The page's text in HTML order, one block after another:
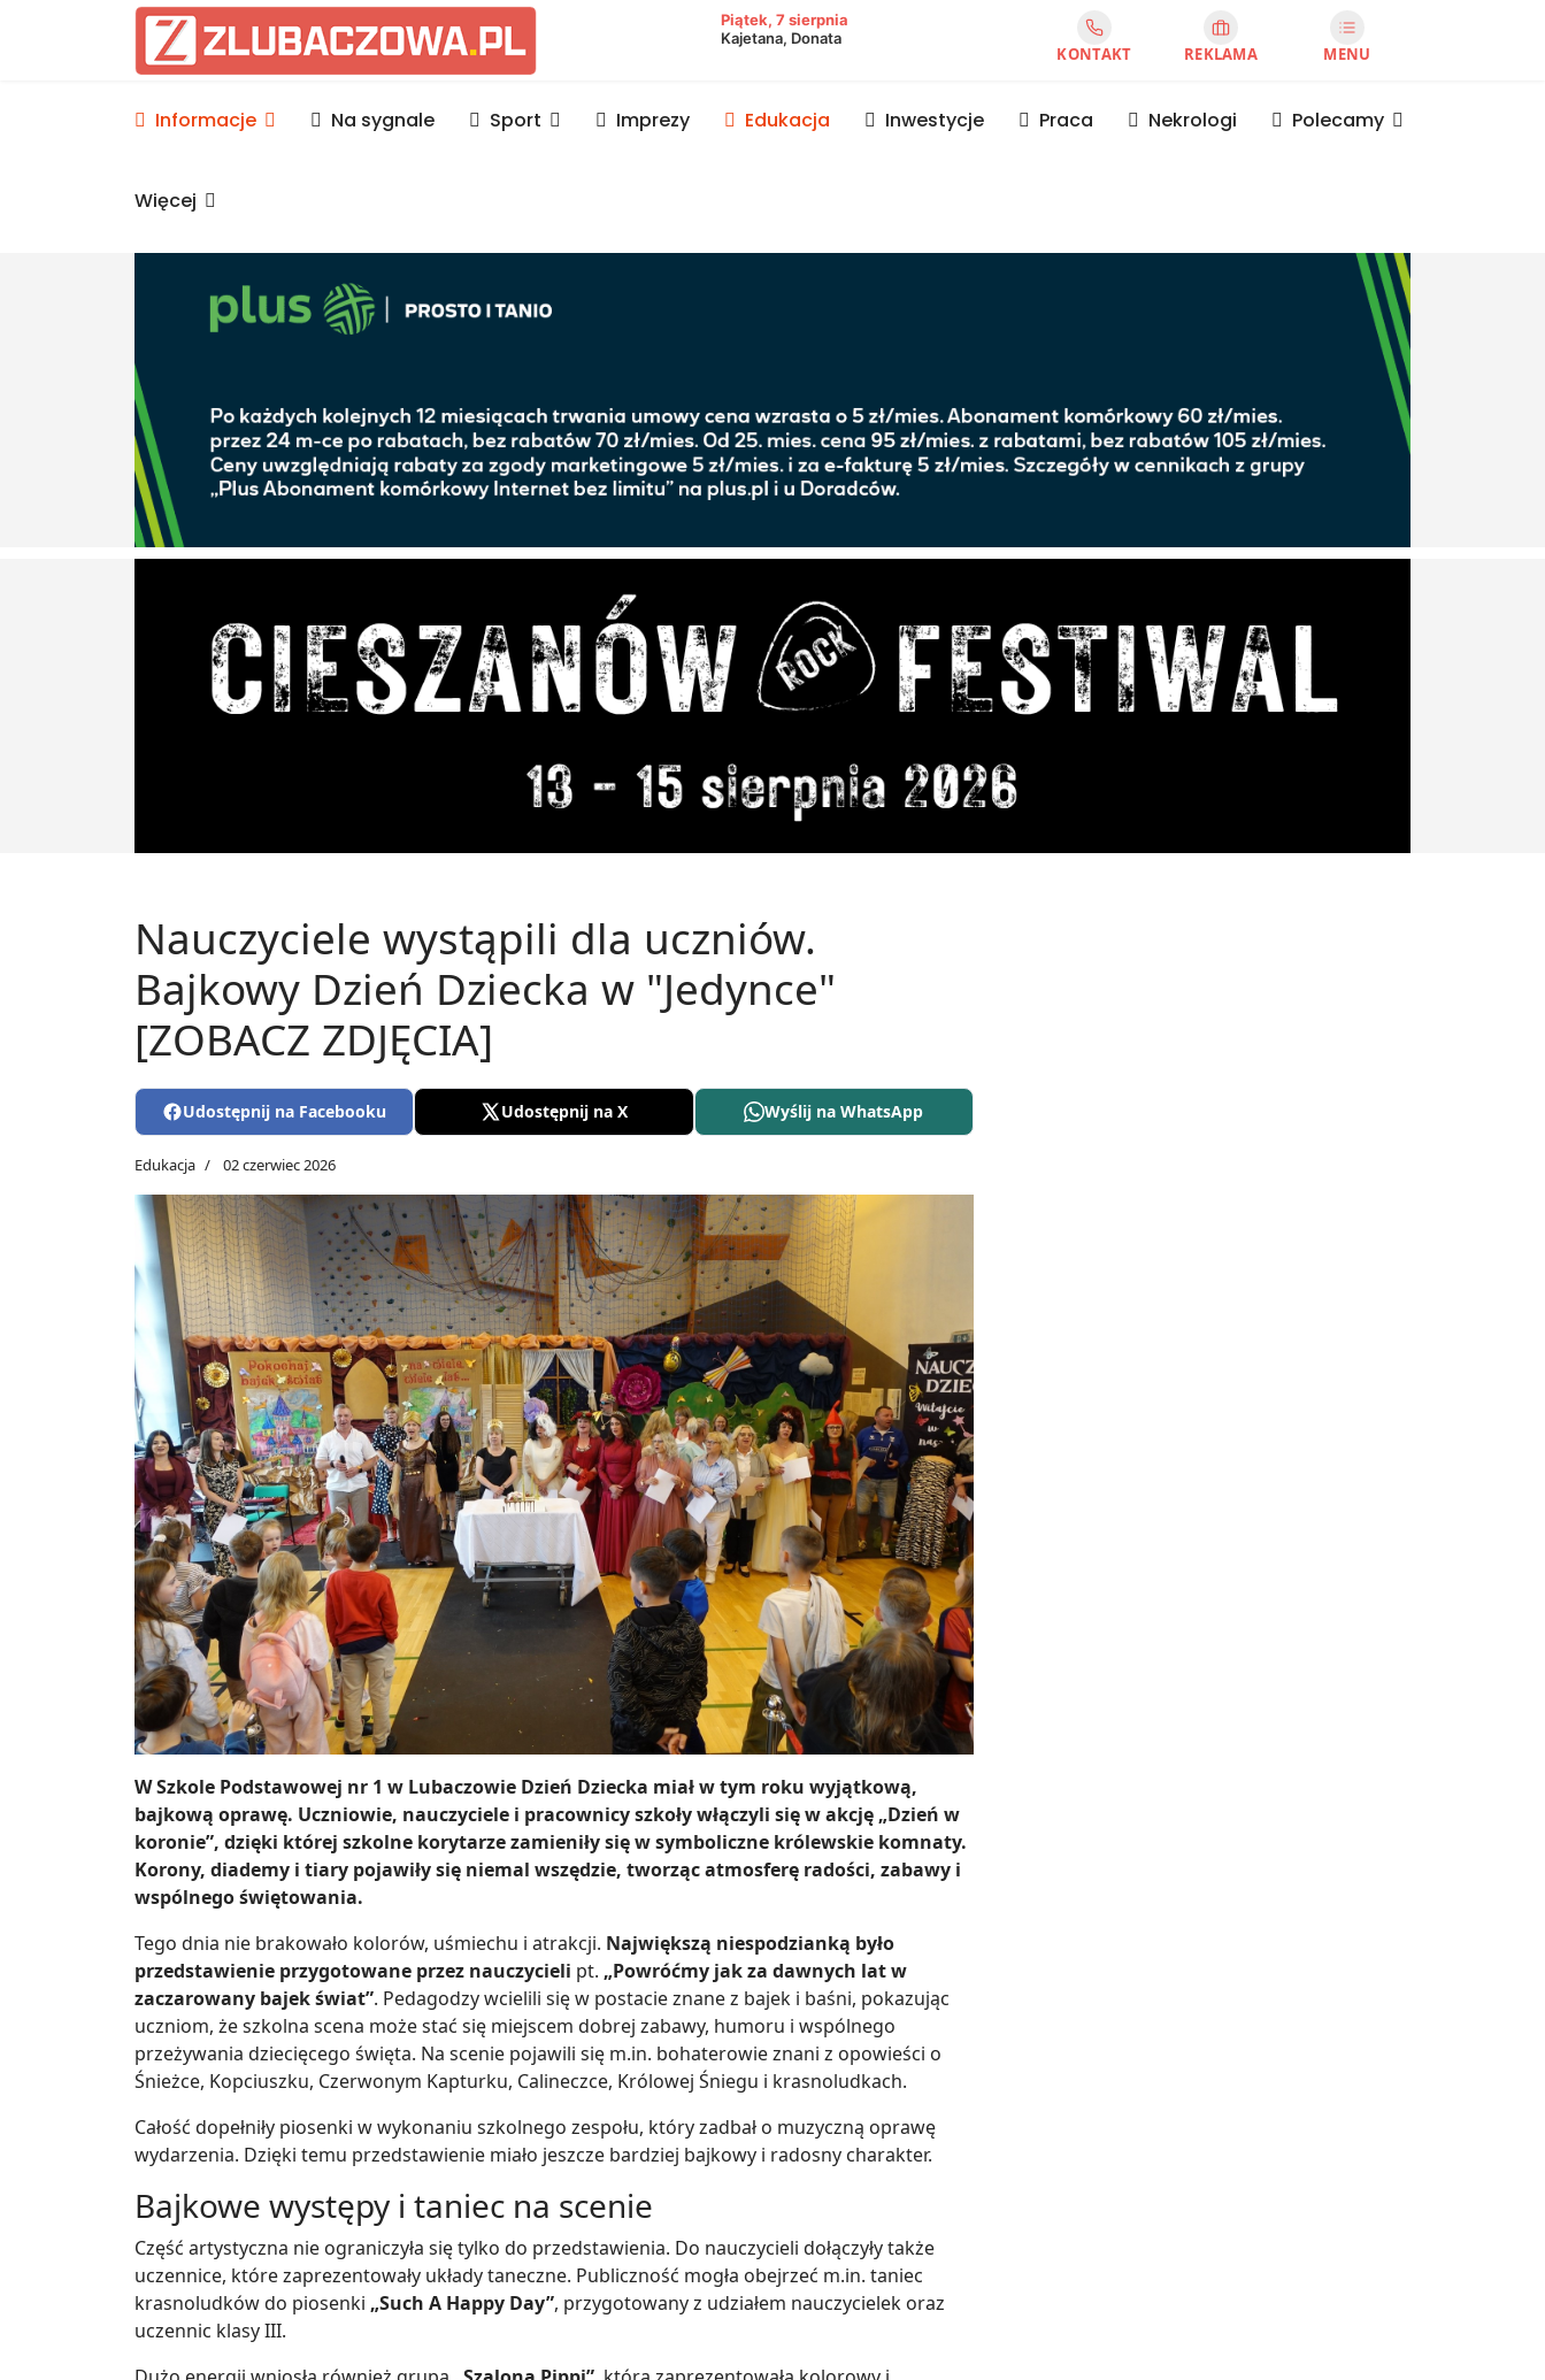
Informacje Lubaczów, powiat lubaczowski
Piątek, 7 sierpnia
Kajetana, Donata
KONTAKT REKLAMA MENU
Informacje Na sygnale Sport Imprezy Edukacja Inwestycje Praca Nekrologi Polecamy
Więcej
Nauczyciele wystąpili dla uczniów.
Bajkowy Dzień Dziecka w "Jedynce"
[ZOBACZ ZDJĘCIA]
Udostępnij na Facebooku Udostępnij na X Wyślij na WhatsApp
Edukacja 02 czerwiec 2026
W Szkole Podstawowej nr 1 w Lubaczowie Dzień Dziecka miał w tym roku wyjątkową,
bajkową oprawę. Uczniowie, nauczyciele i pracownicy szkoły włączyli się w akcję „Dzień w
koronie”, dzięki której szkolne korytarze zamieniły się w symboliczne królewskie komnaty.
Korony, diademy i tiary pojawiły się niemal wszędzie, tworząc atmosferę radości, zabawy i
wspólnego świętowania.
Tego dnia nie brakowało kolorów, uśmiechu i atrakcji. Największą niespodzianką było
przedstawienie przygotowane przez nauczycieli pt. „Powróćmy jak za dawnych lat w
zaczarowany bajek świat”. Pedagodzy wcielili się w postacie znane z bajek i baśni, pokazując
uczniom, że szkolna scena może stać się miejscem dobrej zabawy, humoru i wspólnego
przeżywania dziecięcego święta. Na scenie pojawili się m.in. bohaterowie znani z opowieści o
Śnieżce, Kopciuszku, Czerwonym Kapturku, Calineczce, Królowej Śniegu i krasnoludkach.
Całość dopełniły piosenki w wykonaniu szkolnego zespołu, który zadbał o muzyczną oprawę
wydarzenia. Dzięki temu przedstawienie miało jeszcze bardziej bajkowy i radosny charakter.
Bajkowe występy i taniec na scenie
Część artystyczna nie ograniczyła się tylko do przedstawienia. Do nauczycieli dołączyły także
uczennice, które zaprezentowały układy taneczne. Publiczność mogła obejrzeć m.in. taniec
krasnoludków do piosenki „Such A Happy Day”, przygotowany z udziałem nauczycielek oraz
uczennic klasy III.